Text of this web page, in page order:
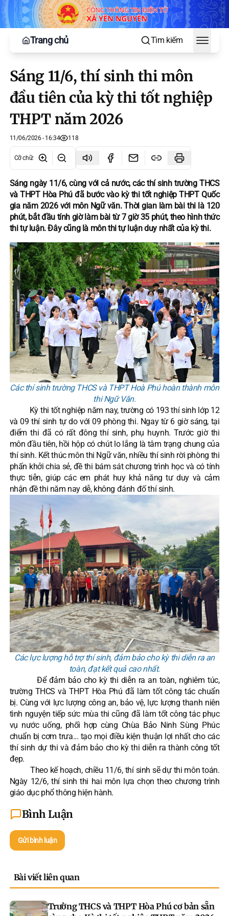
Trang chủ Tìm kiếm
Toggle
Sáng 11/6, thí sinh thi môn
đầu tiên của kỳ thi tốt nghiệp
THPT năm 2026
11/06/2026 - 16:34 118
Cỡ chữ:
Sáng ngày 11/6, cùng với cả nước, các thí sinh trường THCS
và THPT Hòa Phú đã bước vào kỳ thi tốt nghiệp THPT Quốc
gia năm 2026 với môn Ngữ văn. Thời gian làm bài thi là 120
phút, bắt đầu tính giờ làm bài từ 7 giờ 35 phút, theo hình thức
thi tự luận. Đây cũng là môn thi tự luận duy nhất của kỳ thi.
Các thí sinh trường THCS và THPT Hoà Phú hoàn thành môn
thi Ngữ Văn.
Kỳ thi tốt nghiệp năm nay, trường có 193 thí sinh lớp 12
và 09 thí sinh tự do với 09 phòng thi. Ngay từ 6 giờ sáng, tại
điểm thi đã có rất đông thí sinh, phụ huynh. Trước giờ thi
môn đầu tiên, hồi hộp có chút lo lắng là tâm trạng chung của
thí sinh. Kết thúc môn thi Ngữ văn, nhiều thí sinh rời phòng thi
phấn khởi chia sẻ, đề thi bám sát chương trình học và có tính
thực tiễn, giúp các em phát huy khả năng tư duy và cảm
nhận đề thi năm nay dễ, không đánh đố thí sinh.
Các lực lượng hỗ trợ thí sinh, đảm bảo cho kỳ thi diễn ra an
toàn, đạt kết quả cao nhất.
Để đảm bảo cho kỳ thi diễn ra an toàn, nghiêm túc,
trường THCS và THPT Hòa Phú đã làm tốt công tác chuẩn
bị. Cùng với lực lượng công an, bảo vệ, lực lượng thanh niên
tình nguyện tiếp sức mùa thi cũng đã làm tốt công tác phục
vụ nước uống, phối hợp cùng Chùa Bảo Ninh Sùng Phúc
chuẩn bị cơm trưa... tạo mọi điều kiện thuận lợi nhất cho các
thí sinh dự thi và đảm bảo cho kỳ thi diễn ra thành công tốt
đẹp.
Theo kế hoạch, chiều 11/6, thí sinh sẽ dự thi môn toán.
Ngày 12/6, thí sinh thi hai môn lựa chọn theo chương trình
giáo dục phổ thông hiện hành.
Bình Luận
Gửi bình luận
Bài viết liên quan
Trường THCS và THPT Hòa Phú cơ bản sẵn